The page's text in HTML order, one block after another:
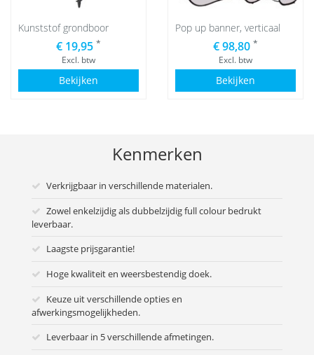
Kunststof grondboor
€ 19,95 *
Excl. btw
Bekijken
Pop up banner, verticaal
€ 98,80 *
Excl. btw
Bekijken
Kenmerken
Verkrijgbaar in verschillende materialen.
Zowel enkelzijdig als dubbelzijdig full colour bedrukt
leverbaar.
Laagste prijsgarantie!
Hoge kwaliteit en weersbestendig doek.
Keuze uit verschillende opties en
afwerkingsmogelijkheden.
Leverbaar in 5 verschillende afmetingen.